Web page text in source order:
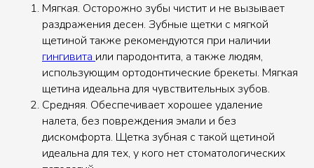
Мягкая. Осторожно зубы чистит и не вызывает
раздражения десен. Зубные щетки с мягкой
щетиной также рекомендуются при наличии
гингивита или пародонтита, а также людям,
использующим ортодонтические брекеты. Мягкая
щетина идеальна для чувствительных зубов.
Средняя. Обеспечивает хорошее удаление
налета, без повреждения эмали и без
дискомфорта. Щетка зубная с такой щетиной
идеальна для тех, у кого нет стоматологических